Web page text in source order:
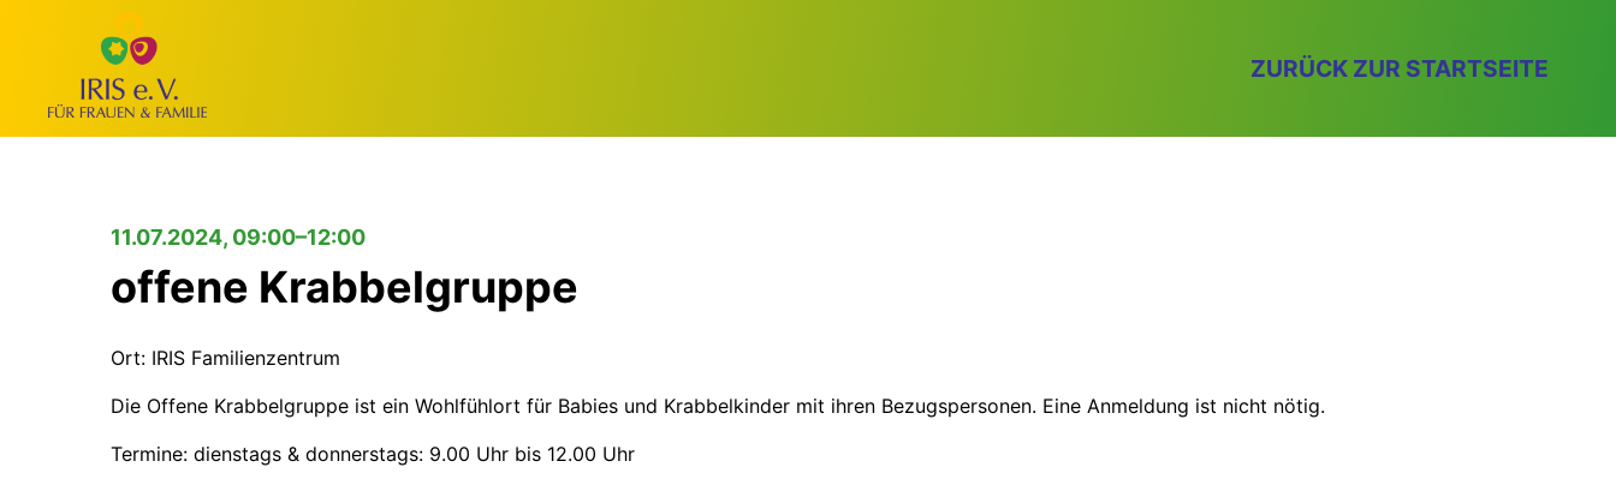
ZURÜCK ZUR STARTSEITE
11.07.2024, 09:00–12:00
offene Krabbelgruppe
Ort: IRIS Familienzentrum
Die Offene Krabbelgruppe ist ein Wohlfühlort für Babies und Krabbelkinder mit ihren Bezugspersonen. Eine Anmeldung ist nicht nötig.
Termine: dienstags & donnerstags: 9.00 Uhr bis 12.00 Uhr